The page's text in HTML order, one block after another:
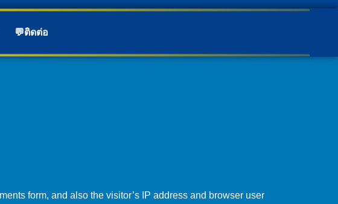
ติดต่อ
form, and also the visitor’s IP address and browser user